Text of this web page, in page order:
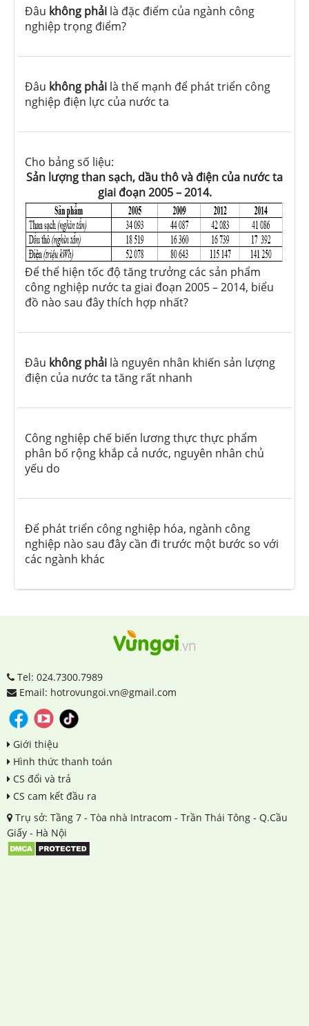
Đâu không phải là đặc điểm của ngành công
nghiệp trọng điểm?
Đâu không phải là thế mạnh để phát triển công
nghiệp điện lực của nước ta
Cho bảng số liệu:
Sản lượng than sạch, dầu thô và điện của nước ta
giai đoạn 2005 – 2014.
Để thể hiện tốc độ tăng trưởng các sản phẩm
công nghiệp nước ta giai đoạn 2005 – 2014, biểu
đồ nào sau đây thích hợp nhất?
Đâu không phải là nguyên nhân khiến sản lượng
điện của nước ta tăng rất nhanh
Công nghiệp chế biến lương thực thực phẩm
phân bố rộng khắp cả nước, nguyên nhân chủ
yếu do
Để phát triển công nghiệp hóa, ngành công
nghiệp nào sau đây cần đi trước một bước so với
các ngành khác
Tel: 024.7300.7989
Email: hotrovungoi.vn@gmail.com
Giới thiệu
Hình thức thanh toán
CS đổi và trả
CS cam kết đầu ra
Trụ sở: Tầng 7 - Tòa nhà Intracom - Trần Thái Tông - Q.Cầu
Giấy - Hà Nội